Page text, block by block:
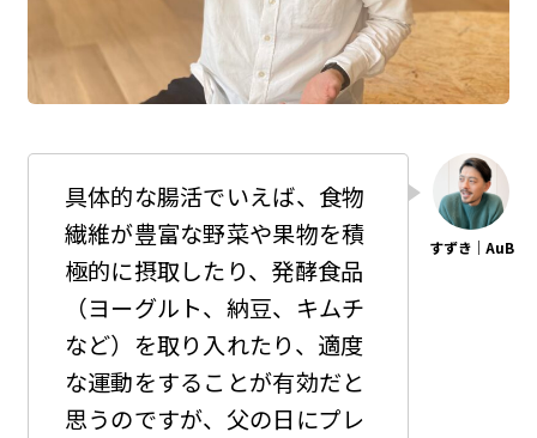
具体的な腸活でいえば、食物
繊維が豊富な野菜や果物を積
極的に摂取したり、発酵食品
（ヨーグルト、納豆、キムチ
など）を取り入れたり、適度
な運動をすることが有効だと
思うのですが、父の日にプレ